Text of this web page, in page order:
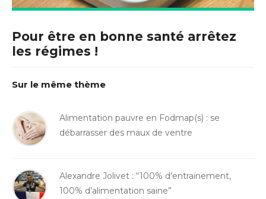
Pour être en bonne santé arrêtez
les régimes !
Sur le même thème
Alimentation pauvre en Fodmap(s) : se
débarrasser des maux de ventre
Alexandre Jolivet : “100% d’entrainement,
100% d’alimentation saine”